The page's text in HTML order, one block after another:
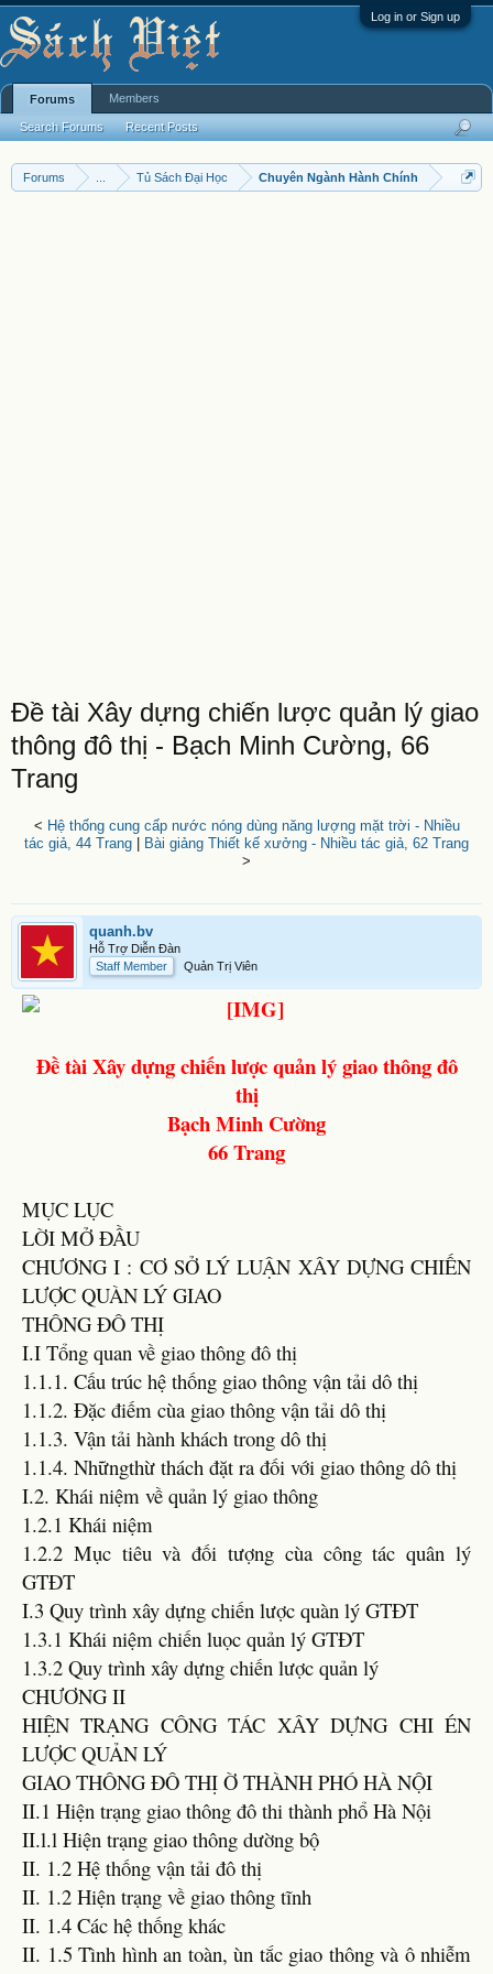
Log in or Sign up
Forums Tủ Sách Đại Học Chuyên Ngành Hành Chính
Đề tài Xây dựng chiến lược quản lý giao
thông đô thị - Bạch Minh Cường, 66
Trang
< Hệ thống cung cấp nước nóng dùng năng lượng mặt trời - Nhiều
tác giả, 44 Trang
Bài giảng Thiết kế xưởng - Nhiều tác giả, 62 Trang
>
quanh.bv
Hỗ Trợ Diễn Đàn
Staff Member
Quản Trị Viên
Đề tài Xây dựng chiến lược quản lý giao thông đô
thị
Bạch Minh Cường
66 Trang
MỤC LỤC
LỜI MỞ ĐẦU
CHƯƠNG I : CƠ SỞ LÝ LUẬN XÂY DỰNG CHIẾN
LƯỢC QUÀN LÝ GIAO
THÔNG ĐÔ THỊ
I.I Tổng quan về giao thông đô thị
1.1.1. Cấu trúc hệ thống giao thông vận tải dô thị
1.1.2. Đặc điếm cùa giao thông vận tải dô thị
1.1.3. Vận tải hành khách trong dô thị
1.1.4. Nhữngthừ thách đặt ra đối với giao thông dô thị
I.2. Khái niệm về quản lý giao thông
1.2.1 Khái niệm
1.2.2 Mục tiêu và đối tượng cùa công tác quân lý
GTĐT
I.3 Quy trình xây dựng chiến lược quàn lý GTĐT
1.3.1 Khái niệm chiến luọc quản lý GTĐT
1.3.2 Quy trình xây dựng chiến lược quản lý
CHƯƠNG II
HIỆN TRẠNG CÔNG TÁC XÂY DỰNG CHI ÉN
LƯỢC QUẢN LÝ
GIAO THÔNG ĐÔ THỊ Ờ THÀNH PHÓ HÀ NỘI
II.1 Hiện trạng giao thông đô thi thành phổ Hà Nội
II.l.l Hiện trạng giao thông dường bộ
II. 1.2 Hệ thống vận tải đô thị
II. 1.2 Hiện trạng về giao thông tĩnh
II. 1.4 Các hệ thống khác
II. 1.5 Tình hình an toàn, ùn tắc giao thông và ô nhiễm
Forums
Search Forums Recent Posts
Members